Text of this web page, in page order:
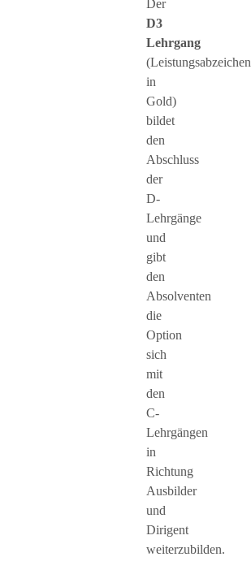
Der
D3
Lehrgang
(Leistungsabzeichen
in
Gold)
bildet
den
Abschluss
der
D-
Lehrgänge
und
gibt
den
Absolventen
die
Option
sich
mit
den
C-
Lehrgängen
in
Richtung
Ausbilder
und
Dirigent
weiterzubilden.